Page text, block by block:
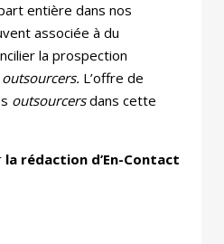
entière dans nos
associée à du
la prospection
outsourcers. L’offre de
outsourcersdans cette
la rédaction d’En-Contact